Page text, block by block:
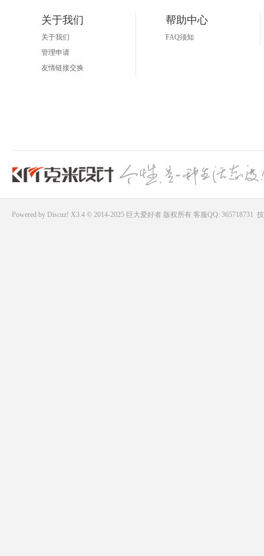
关于我们
关于我们
管理申请
友情链接交换
帮助中心
FAQ须知
Powered by Discuz! X3.4 © 2014-2025 巨大爱好者版权所有 客服QQ: 365718731